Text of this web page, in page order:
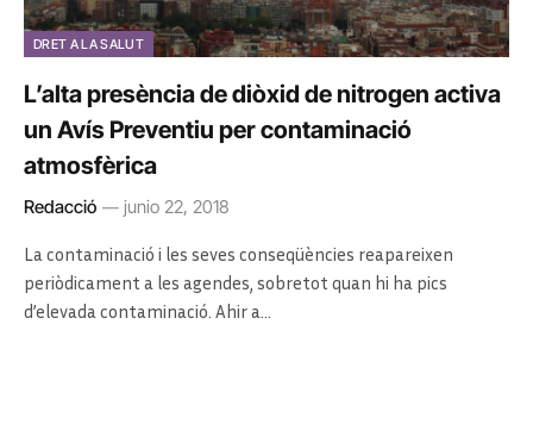
DRET A LA SALUT
L’alta presència de diòxid de nitrogen activa
un Avís Preventiu per contaminació
atmosfèrica
Redacció junio 22, 2018
La contaminació i les seves conseqüències reapareixen
periòdicament a les agendes, sobretot quan hi ha pics
d’elevada contaminació. Ahir a…